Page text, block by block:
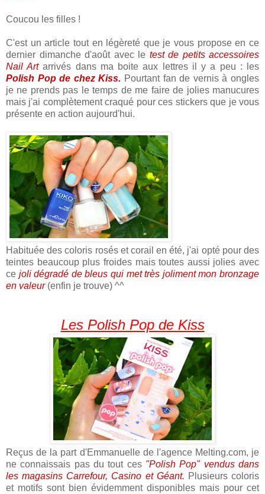
Coucou les filles !
C'est un article tout en légèreté que je vous propose en ce
dernier dimanche d'août avec le test de petits accessoires
Nail Artarrivés dans ma boite aux lettres il y a peu : les
Polish Pop de chez Kiss. Pourtant fan de vernis à ongles
je ne prends pas le temps de me faire de jolies manucures
mais j'ai complètement craqué pour ces stickers que je vous
présente en action aujourd'hui.
Habituée des coloris rosés et corail en été, j'ai opté pour des
teintes beaucoup plus froides mais toutes aussi jolies avec
ce joli dégradé de bleus qui met très joliment mon bronzage
en valeur (enfin je trouve) ^^
Les Polish Pop de Kiss
Reçus de la part d'Emmanuelle de l'agence Melting.com, je
ne connaissais pas du tout ces "Polish Pop" vendus dans
les magasins Carrefour, Casino et Géant. Plusieurs coloris
et motifs sont bien évidemment disponibles mais pour cet